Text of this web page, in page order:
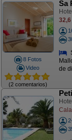
8 Fotos
Video
(2 comentarios)
Sa
de